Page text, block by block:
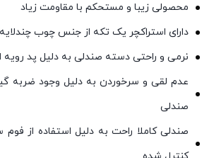
محصولی زیبا و مستحکم با مقاومت زیاد
دارای استراکچر یک تکه از جنس چوب
نرمی و راحتی دسته صندلی به دلیل پد رویه
عدم لقی و سرخوردن به دلیل وجود ضربه
صندلی
صندلی کاملا راحت به دلیل استفاده از فوم